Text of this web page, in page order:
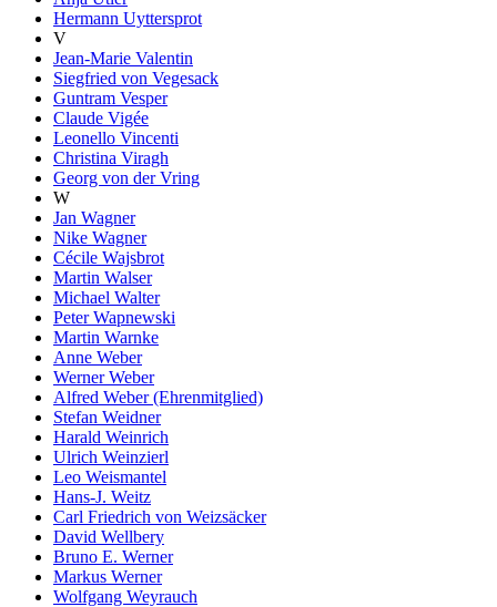
Hermann Uyttersprot
V
Jean-Marie Valentin
Siegfried von Vegesack
Guntram Vesper
Claude Vigée
Leonello Vincenti
Christina Viragh
Georg von der Vring
W
Jan Wagner
Nike Wagner
Cécile Wajsbrot
Martin Walser
Michael Walter
Peter Wapnewski
Martin Warnke
Anne Weber
Werner Weber
Alfred Weber (Ehrenmitglied)
Stefan Weidner
Harald Weinrich
Ulrich Weinzierl
Leo Weismantel
Hans-J. Weitz
Carl Friedrich von Weizsäcker
David Wellbery
Bruno E. Werner
Markus Werner
Wolfgang Weyrauch